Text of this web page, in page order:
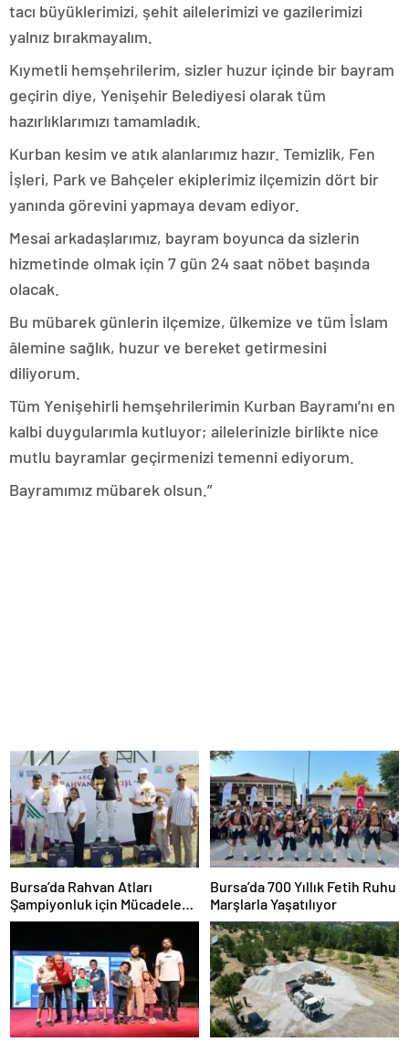
tacı büyüklerimizi, şehit ailelerimizi ve gazilerimizi
yalnız bırakmayalım.
Kıymetli hemşehrilerim, sizler huzur içinde bir bayram
geçirin diye, Yenişehir Belediyesi olarak tüm
hazırlıklarımızı tamamladık.
Kurban kesim ve atık alanlarımız hazır. Temizlik, Fen
İşleri, Park ve Bahçeler ekiplerimiz ilçemizin dört bir
yanında görevini yapmaya devam ediyor.
Mesai arkadaşlarımız, bayram boyunca da sizlerin
hizmetinde olmak için 7 gün 24 saat nöbet başında
olacak.
Bu mübarek günlerin ilçemize, ülkemize ve tüm İslam
âlemine sağlık, huzur ve bereket getirmesini
diliyorum.
Tüm Yenişehirli hemşehrilerimin Kurban Bayramı’nı en
kalbi duygularımla kutluyor; ailelerinizle birlikte nice
mutlu bayramlar geçirmenizi temenni ediyorum.
Bayramımız mübarek olsun.”
Bursa’da Rahvan Atları
Şampiyonluk için Mücadele
Etti
Bursa’da 700 Yıllık Fetih Ruhu
Marşlarla Yaşatılıyor